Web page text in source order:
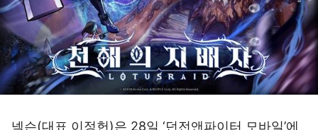
넥슨(대표 이정헌)은 28일 ‘던전앤파이터 모바일’에